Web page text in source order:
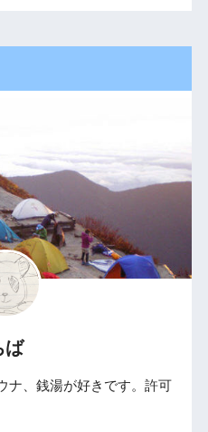
ば
ナ、銭湯が好きです。許可